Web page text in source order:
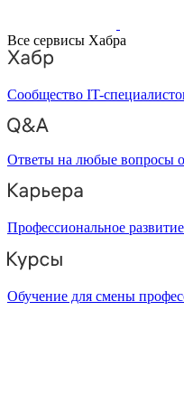
Все сервисы Хабра
Сообщество IT-
Ответы на любые вопросы
Профессиональное
Обучение для смены